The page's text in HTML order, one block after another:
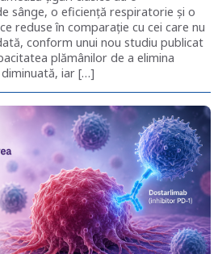
sânge, o eficiență respiratorie și o
reduse în comparație cu cei care nu
conform unui nou studiu publicat
plămânilor de a elimina
iar […]